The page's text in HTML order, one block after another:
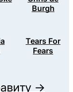
Burgh
Tears For
Fears
→